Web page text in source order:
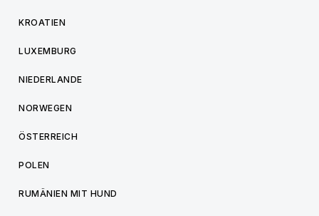
KROATIEN
LUXEMBURG
NIEDERLANDE
NORWEGEN
ÖSTERREICH
POLEN
RUMÄNIEN MIT HUND